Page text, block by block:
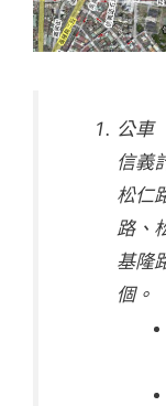
公車
信義
松仁
路、
基隆
個。